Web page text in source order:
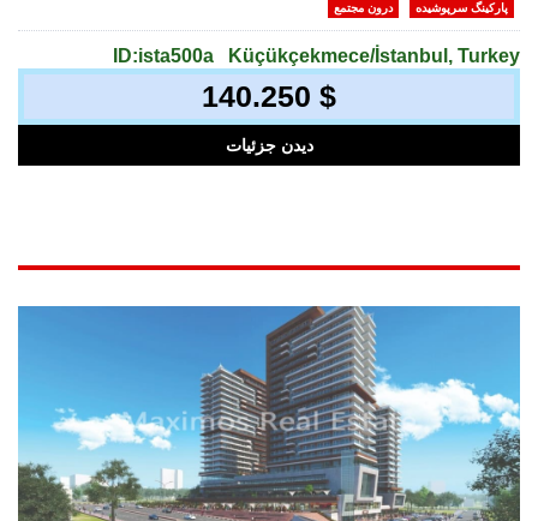
درون مجتمع پارکینگ سرپوشیده
ID:ista500a Küçükçekmece/İstanbul, Turkey
140.250 $
دیدن جزئیات